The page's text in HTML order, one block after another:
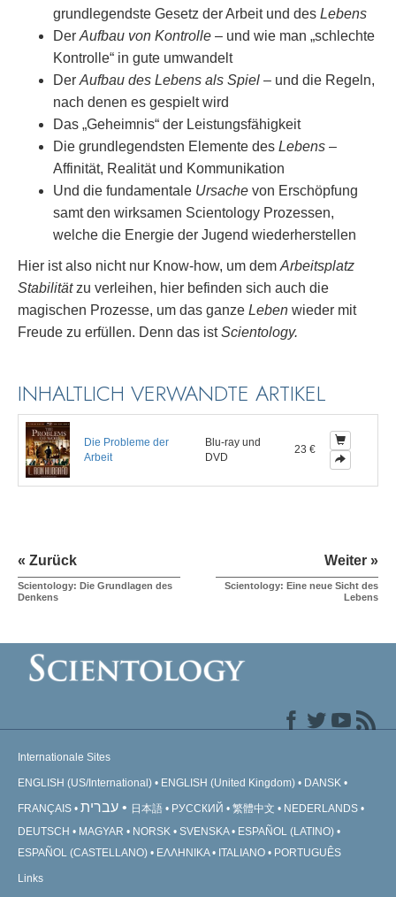
grundlegendste Gesetz der Arbeit und des Lebens
Der Aufbau von Kontrolle – und wie man „schlechte
Kontrolle“ in gute umwandelt
Der Aufbau des Lebens als Spiel – und die Regeln,
nach denen es gespielt wird
Das „Geheimnis“ der Leistungsfähigkeit
Die grundlegendsten Elemente des Lebens –
Affinität, Realität und Kommunikation
Und die fundamentale Ursache von Erschöpfung
samt den wirksamen Scientology Prozessen,
welche die Energie der Jugend wiederherstellen
Hier ist also nicht nur Know-how, um dem Arbeitsplatz
Stabilitätzu verleihen, hier befinden sich auch die
magischen Prozesse, um das ganze Leben wieder mit
Freude zu erfüllen. Denn das istScientology.
INHALTLICH VERWANDTE ARTIKEL
Die Probleme der
Arbeit
Blu-ray und
DVD
23 €
« Zurück
Scientology: Die Grundlagen des
Denkens
Weiter »
Scientology: Eine neue Sicht des
Lebens
Internationale Sites
ENGLISH (US/International) ENGLISH (United Kingdom) DANSK
FRANÇAIS עברית 日本語 РУССКИЙ 繁體中文
NEDERLANDS
DEUTSCH
MAGYAR NORSK SVENSKA
ESPAÑOL (LATINO)
ESPAÑOL (CASTELLANO)
ΕΛΛΗΝΙΚA ITALIANO PORTUGUÊS
Links